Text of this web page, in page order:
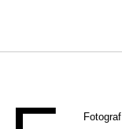
Fotograf